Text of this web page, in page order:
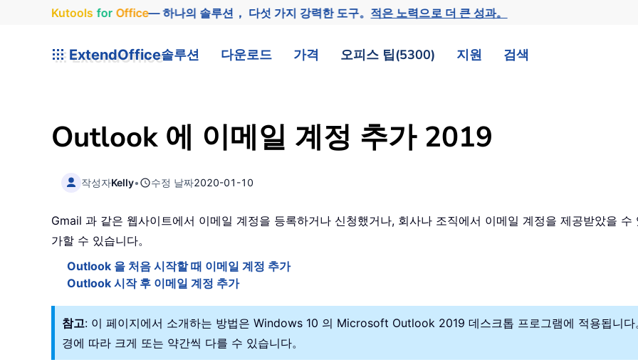
Kutools for Office— 하나의 솔루션， 다섯 가지 강력한 도구。적은 노력으로 더 큰 성과。
ExtendOffice솔루션 다운로드 가격 오피스 팁(5300) 지원 검색
Outlook 에 이메일 계정 추가 2019
작성자Kelly• 수정 날짜2020-01-10
Gmail 과 같은 웹사이트에서 이메일 계정을 등록하거나 신청했거나, 회사나 조직에서 이메일 계정을 제공받았을
가할 수 있습니다。
Outlook 을 처음 시작할 때 이메일 계정 추가
Outlook 시작 후 이메일 계정 추가
참고: 이 페이지에서 소개하는 방법은 Windows 10 의 Microsoft Outlook 2019 데스크톱 프로그램에 적용됩니
경에 따라 크게 또는 약간씩 다를 수 있습니다。